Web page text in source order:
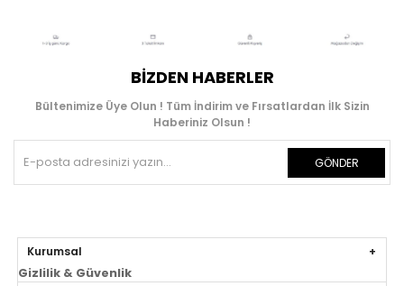
BIZDEN HABERLER
Bültenimize Üye Olun ! Tüm İndirim ve Fırsatlardan İlk Sizin
Haberiniz Olsun !
GÖNDER
Kurumsal
Gizlilik & Güvenlik